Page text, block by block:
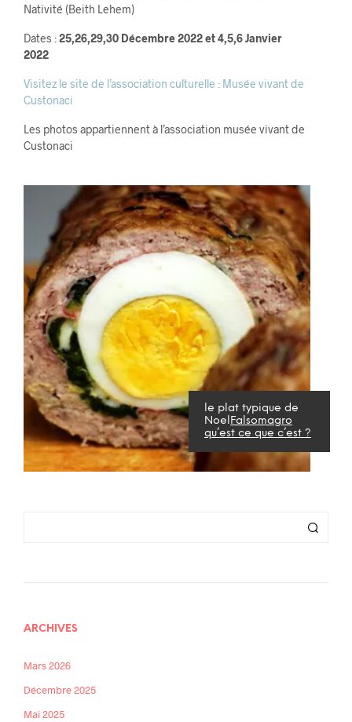
Nativité (Beith Lehem)
Dates :25,26,29,30 Décembre 2022 et 4,5,6 Janvier
2022
Visitez le site de l’association culturelle : Musée vivant de
Custonaci
Les photos appartiennent à l’association musée vivant de
Custonaci
le plat typique de
NoelFalsomagro
qu’est ce que c’est ?
ARCHIVES
Mars 2026
Décembre 2025
Mai 2025